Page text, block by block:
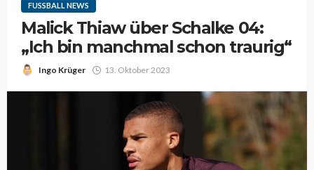
FUSSBALL NEWS
Malick Thiaw über Schalke 04:
„Ich bin manchmal schon traurig“
Ingo Krüger 13. Oktober 2023